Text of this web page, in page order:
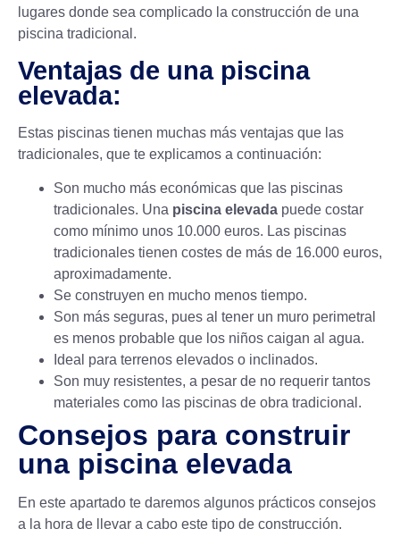
lugares donde sea complicado la construcción de una
piscina tradicional.
Ventajas de una piscina
elevada:
Estas piscinas tienen muchas más ventajas que las
tradicionales, que te explicamos a continuación:
Son mucho más económicas que las piscinas
tradicionales. Una piscina elevada puede costar
como mínimo unos 10.000 euros. Las piscinas
tradicionales tienen costes de más de 16.000 euros,
aproximadamente.
Se construyen en mucho menos tiempo.
Son más seguras, pues al tener un muro perimetral
es menos probable que los niños caigan al agua.
Ideal para terrenos elevados o inclinados.
Son muy resistentes, a pesar de no requerir tantos
materiales como las piscinas de obra tradicional.
Consejos para construir
una piscina elevada
En este apartado te daremos algunos prácticos consejos
a la hora de llevar a cabo este tipo de construcción.